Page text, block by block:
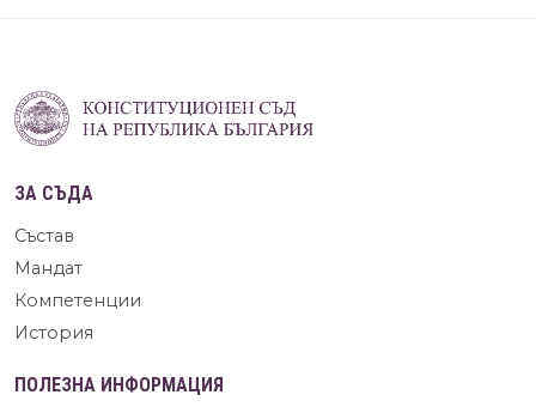
ЗА СЪДА
Състав
Мандат
Компетенции
История
ПОЛЕЗНА ИНФОРМАЦИЯ